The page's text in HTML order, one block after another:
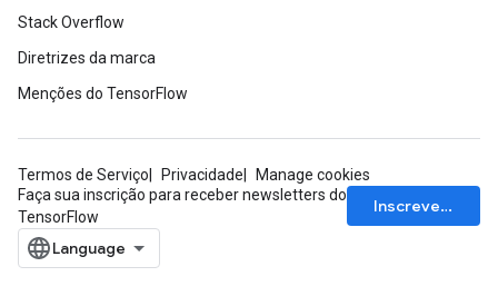
Stack Overflow
Diretrizes da marca
Menções do TensorFlow
Termos de Serviço Privacidade
Manage cookies
Faça sua inscrição para receber newsletters do
TensorFlow
Inscrever-se